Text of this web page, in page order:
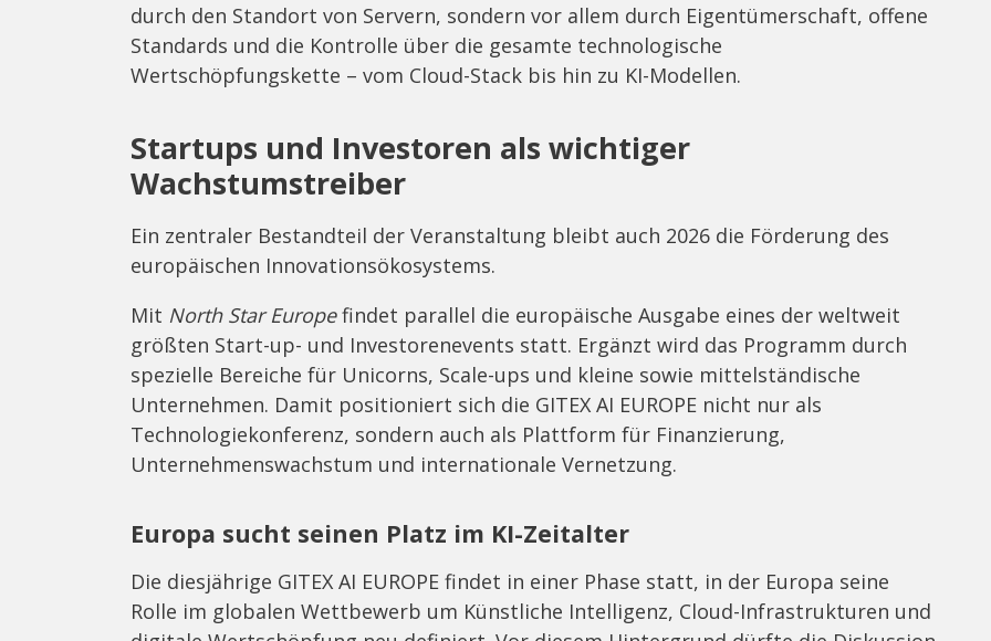
durch den Standort von Servern, sondern vor allem durch Eigentümerschaft, offene
Standards und die Kontrolle über die gesamte technologische
Wertschöpfungskette – vom Cloud-Stack bis hin zu KI-Modellen.
Startups und Investoren als wichtiger
Wachstumstreiber
Ein zentraler Bestandteil der Veranstaltung bleibt auch 2026 die Förderung des
europäischen Innovationsökosystems.
Mit North Star Europefindet parallel die europäische Ausgabe eines der weltweit
größten Start-up- und Investorenevents statt. Ergänzt wird das Programm durch
spezielle Bereiche für Unicorns, Scale-ups und kleine sowie mittelständische
Unternehmen. Damit positioniert sich die GITEX AI EUROPE nicht nur als
Technologiekonferenz, sondern auch als Plattform für Finanzierung,
Unternehmenswachstum und internationale Vernetzung.
Europa sucht seinen Platz im KI-Zeitalter
Die diesjährige GITEX AI EUROPE findet in einer Phase statt, in der Europa seine
Rolle im globalen Wettbewerb um Künstliche Intelligenz, Cloud-Infrastrukturen und